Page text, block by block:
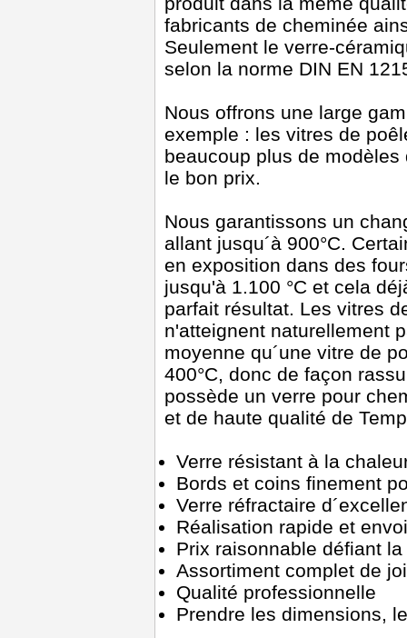
fabricants de cheminée
Seulement le verre-
selon la norme DIN EN
Nous offrons une large
exemple : les vitres de
beaucoup plus de
le bon prix.
Nous garantissons un
allant jusqu´à 900°C.
en exposition dans des
jusqu'à 1.100 °C et cela
parfait résultat. Les vitres
n'atteignent naturellement
moyenne qu´une vitre de
400°C, donc de façon
possède un verre pour
et de haute qualité de
Verre résistant à la
Bords et coins finement
Verre réfractaire
Réalisation rapide et
Prix raisonnable défiant
Assortiment complet de
Qualité professionnelle
Prendre les dimensions,